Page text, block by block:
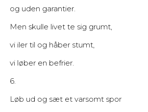
og uden garantier.
Men skulle livet te sig grumt,
vi iler til og håber stumt,
vi løber en befrier.
6.
Løb ud og sæt et varsomt spor